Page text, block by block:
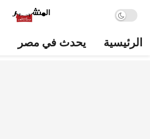
الرئيسية يحدث في مصر